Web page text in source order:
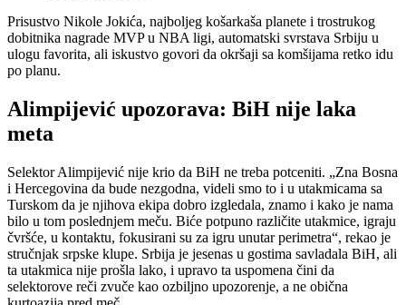
Prisustvo Nikole Jokića, najboljeg košarkaša planete i trostrukog
dobitnika nagrade MVP u NBA ligi, automatski svrstava Srbiju u
ulogu favorita, ali iskustvo govori da okršaji sa komšijama retko idu
po planu.
Alimpijević upozorava: BiH nije laka
meta
Selektor Alimpijević nije krio da BiH ne treba potceniti. „Zna Bosna
i Hercegovina da bude nezgodna, videli smo to i u utakmicama sa
Turskom da je njihova ekipa dobro izgledala, znamo i kako je nama
bilo u tom poslednjem meču. Biće potpuno različite utakmice, igraju
čvršće, u kontaktu, fokusirani su za igru unutar perimetra“, rekao je
stručnjak srpske klupe. Srbija je jesenas u gostima savladala BiH, ali
ta utakmica nije prošla lako, i upravo ta uspomena čini da
selektorove reči zvuče kao ozbiljno upozorenje, a ne obična